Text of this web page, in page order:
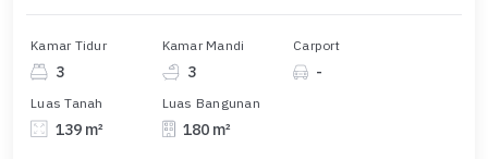
Kamar Tidur
3
Kamar Mandi
3
Carport
-
Luas Tanah
139 m²
Luas Bangunan
180 m²